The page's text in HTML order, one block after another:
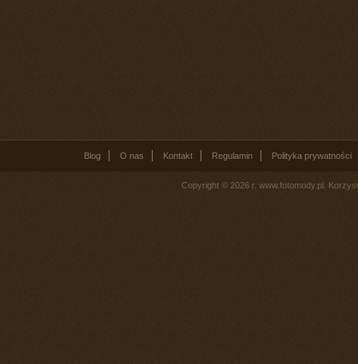
Blog O nas Kontakt Regulamin Polityka prywatności
Copyright © 2026 r. www.fotomody.pl.